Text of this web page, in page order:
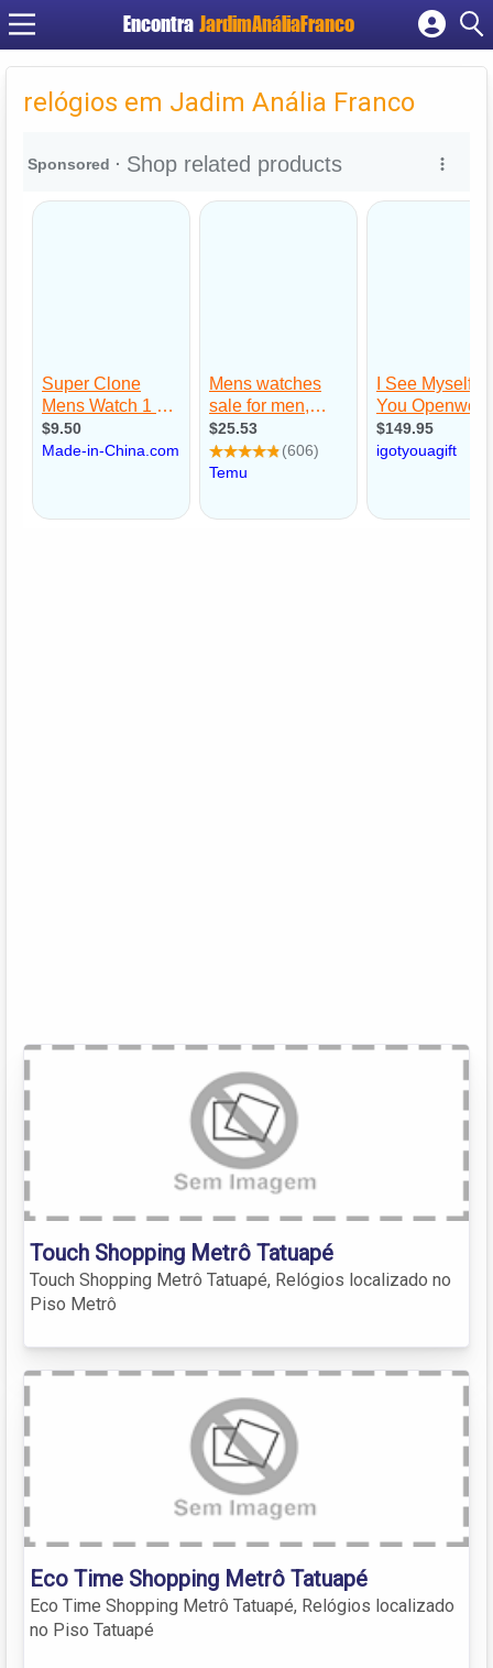
Encontra JardimAnáliaFranco
Cadastrar empresa
Criar conta
relógios em Jadim Anália Franco
Touch Shopping Metrô Tatuapé
Touch Shopping Metrô Tatuapé, Relógios localizado no
Piso Metrô
Eco Time Shopping Metrô Tatuapé
Eco Time Shopping Metrô Tatuapé, Relógios localizado
no Piso Tatuapé